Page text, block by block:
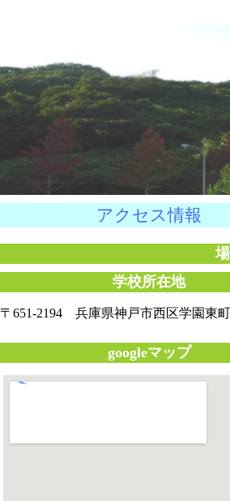
アクセス情報
学校所在地
〒651-2194 兵庫県神戸市西区学園東
googleマップ